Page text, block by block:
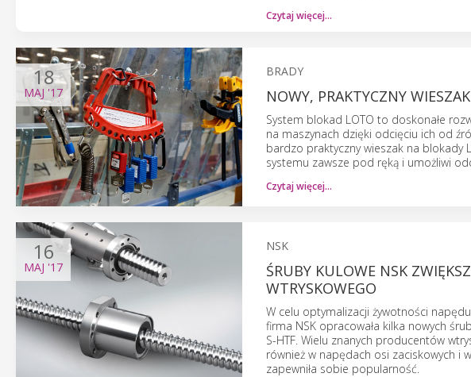
Czytaj więcej…
18
MAJ '17
BRADY
NOWY, PRAKTYCZNY
System blokad LOTO to doskonałe
na maszynach dzięki odcięciu ich od
bardzo praktyczny wieszak na blokady
systemu zawsze pod ręką i umożliwi
Czytaj więcej…
16
MAJ '17
NSK
ŚRUBY KULOWE NSK
WTRYSKOWEGO
W celu optymalizacji żywotności
firma NSK opracowała kilka nowych
S-HTF. Wielu znanych producentów
również w napędach osi zaciskowych i
zapewniła sobie popularność.